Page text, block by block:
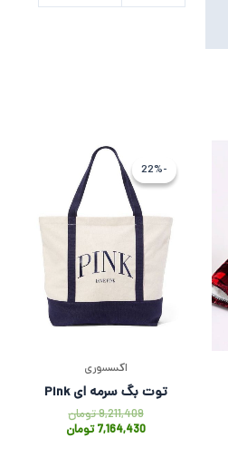
-22%-22%
اکسسوری
توت بگ سرمه ای Pink
9,211,409تومان
7,164,430تومان